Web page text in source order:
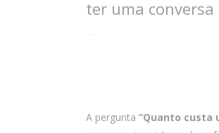
ter uma
A pergunta “Quanto custa